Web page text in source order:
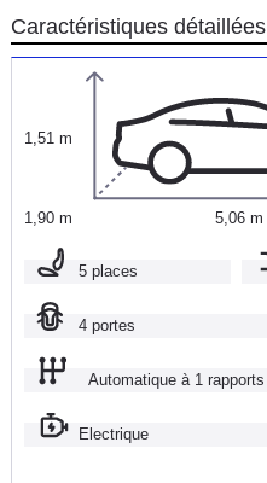
Caractéristiques détaillées
1,51 m
1,90 m 5,06 m
5 places
4 portes
Automatique à 1 rapports
Electrique